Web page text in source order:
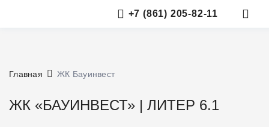
+7 (861) 205-82-11
Главная ЖК Бауинвест
ЖК «БАУИНВЕСТ» | ЛИТЕР 6.1